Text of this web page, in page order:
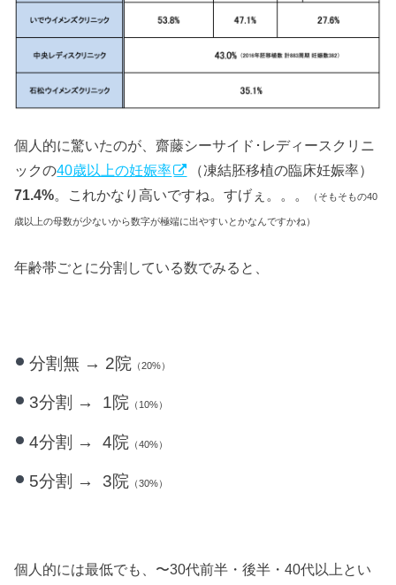
個人的に驚いたのが、齋藤シーサイド･レディースクリニ
ックの40歳以上の妊娠率
（凍結胚移植の臨床妊娠率）
71.4%。これかなり高いですね。すげぇ。。。 （そもそもの40
歳以上の母数が少ないから数字が極端に出やすいとかなんですかね）
年齢帯ごとに分割している数でみると、
分割無 → 2院（20%）
3分割 → 1院（10%）
4分割 → 4院（40%）
5分割 → 3院（30%）
個人的には最低でも、〜30代前半・後半・40代以上とい